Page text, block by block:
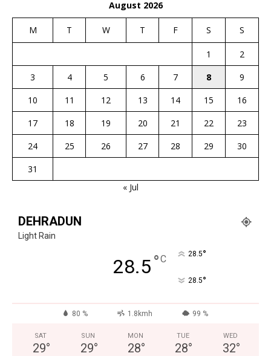
August 2026
M T W T F S S
1
2
3
4 5 6 7 8
9
10
11 12 13 14 15
16
17
18 19 20 21 22
23
24
25 26 27 28 29
30
31
« Jul
DEHRADUN
Light Rain
28.5°C 28.5°
28.5°
80 % 1.8kmh 99 %
SAT
29°
SUN
29°
MON
28°
TUE
28°
WED
32°